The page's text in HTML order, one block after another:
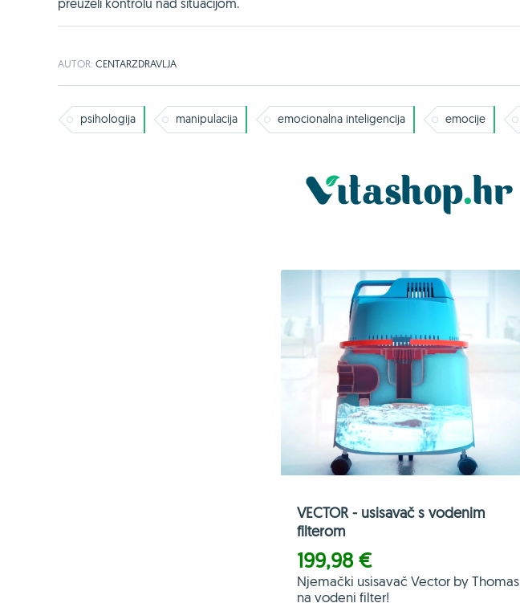
preuzeli kontrolu nad situacijom.
AUTOR: CENTARZDRAVLJA
psihologija manipulacija emocionalna inteligencija emocije
VECTOR - usisavač s vodenim
filterom
199,98 €
Njemački usisavač Vector by Thomas
na vodeni filter!